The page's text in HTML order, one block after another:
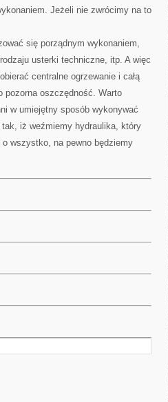
Jeżeli nie zwrócimy na to
się porządnym wykonaniem,
usterki techniczne, itp. A więc
centralne ogrzewanie i całą
pozorna oszczędność. Warto
w umiejętny sposób wykonywać
tak, iż weźmiemy hydraulika, który
wszystko, na pewno będziemy